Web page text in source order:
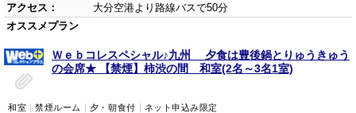
アクセス：
大分空港より路線バスで50分
オススメプラン
Ｗｅｂコレスペシャル♪九州 夕食は豊後鍋とりゅうきゅう
の会席★ 【禁煙】柿渋の間 和室(2名～3名1室)
和室 禁煙ルーム 夕・朝食付 ネット申込み限定